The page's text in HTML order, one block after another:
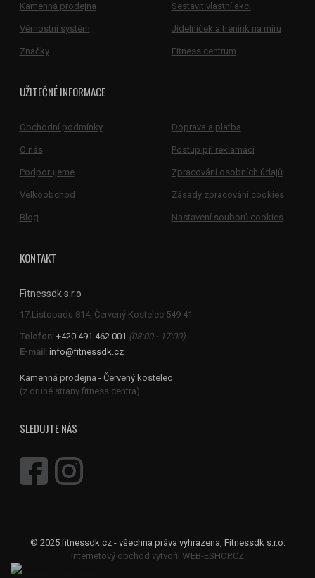
Kamenná prodejna Sestavit vlastní akci
Věrnostní systém Jídelníček a trénink na míru
Značky Fitness centrum
UŽITEČNÉ INFORMACE
Obchodní podmínky Doprava a platba
O nás Postup při reklamaci
Podporujeme Zpracování osobních údajů
Velkoobchod Zásady zpracování cookies
Blog Nastavení souborů cookies
KONTAKT
Fitnessdk s.r.o
Telefon: +420 491 462 001 (08:00 - 17:00)
E-mail: info@fitnessdk.cz
Kamenná prodejna - Červený kostelec
(z druhé strany fitness centra)
SLEDUJTE NÁS
© 2025 fitnessdk.cz - všechna práva vyhrazena, Fitnessdk s.r.o.
Internetový obchod vytvořil WEB-ESHOP.CZ